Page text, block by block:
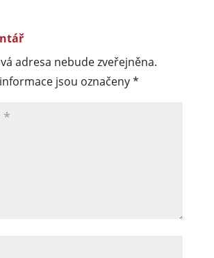
adresa nebude zveřejněna.
jsou označeny*